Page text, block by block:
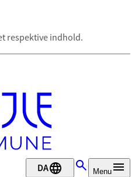
respektive indhold.
DA Menu